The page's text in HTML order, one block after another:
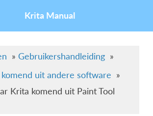
Krita Manual
» Gebruikershandleiding »
uit andere software »
Krita komend uit Paint Tool